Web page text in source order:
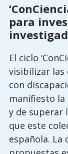
para
El ciclo
visibilizar las
con
manifiesto la
y de superar
que este
española. La